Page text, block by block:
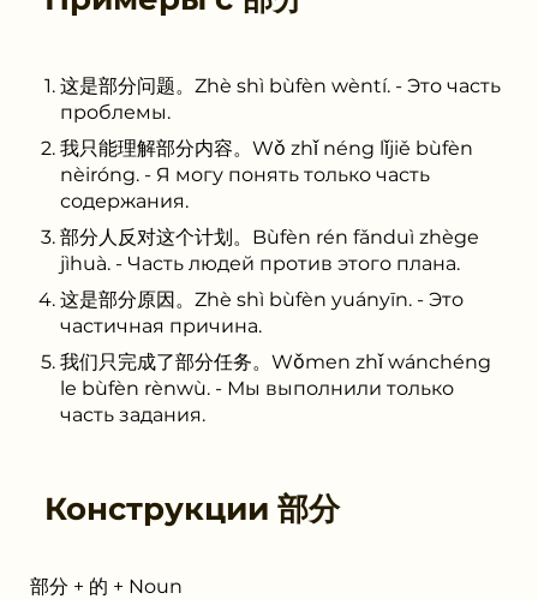
这是部分问题。Zhè shì bùfèn wèntí. - Это часть
проблемы.
我只能理解部分内容。Wǒ zhǐ néng lǐjiě bùfèn
nèiróng. - Я могу понять только часть
содержания.
部分人反对这个计划。Bùfèn rén fǎnduì zhège
jìhuà. - Часть людей против этого плана.
这是部分原因。Zhè shì bùfèn yuányīn. - Это
частичная причина.
我们只完成了部分任务。Wǒmen zhǐ wánchéng
le bùfèn rènwù. - Мы выполнили только
часть задания.
Конструкции 部分
部分 + 的 + Noun